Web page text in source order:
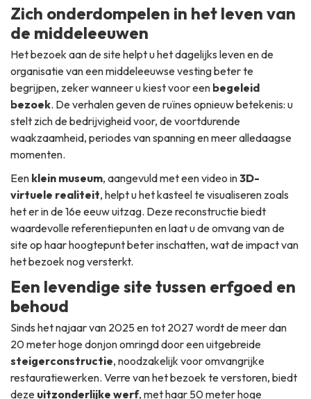
Zich onderdompelen in het leven van
de middeleeuwen
Het bezoek aan de site helpt u het dagelijks leven en de
organisatie van een middeleeuwse vesting beter te
begrijpen, zeker wanneer u kiest voor een begeleid
bezoek. De verhalen geven de ruïnes opnieuw betekenis: u
stelt zich de bedrijvigheid voor, de voortdurende
waakzaamheid, periodes van spanning en meer alledaagse
momenten.
Een klein museum, aangevuld met een video in3D-
virtuele realiteit, helpt u het kasteel te visualiseren zoals
het er in de 16e eeuw uitzag. Deze reconstructie biedt
waardevolle referentiepunten en laat u de omvang van de
site op haar hoogtepunt beter inschatten, wat de impact van
het bezoek nog versterkt.
Een levendige site tussen erfgoed en
behoud
Sinds het najaar van 2025 en tot 2027 wordt de meer dan
20 meter hoge donjon omringd door een uitgebreide
steigerconstructie, noodzakelijk voor omvangrijke
restauratiewerken. Verre van het bezoek te verstoren, biedt
deze uitzonderlijke werf, met haar 50 meter hoge